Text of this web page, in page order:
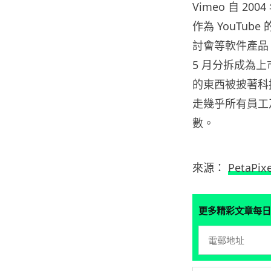
Vimeo 自 2004
作為 YouTube
討會等軟件產
5 月分拆成為
的東西被披著
走幾乎所有員
數。
來源：
更多精彩文章每